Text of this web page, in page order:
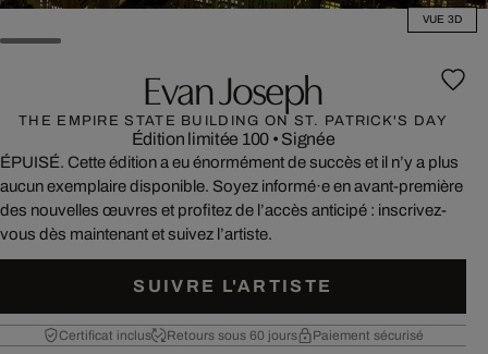
VUE 3D
Evan Joseph
THE EMPIRE STATE BUILDING ON ST. PATRICK'S DAY
Édition limitée 100 • Signée
ÉPUISÉ. Cette édition a eu énormément de succès et il n’y a plus
aucun exemplaire disponible. Soyez informé·e en avant-première
des nouvelles œuvres et profitez de l’accès anticipé : inscrivez-
vous dès maintenant et suivez l’artiste.
SUIVRE L'ARTISTE
Certificat inclus Retours sous 60 jours Paiement sécurisé